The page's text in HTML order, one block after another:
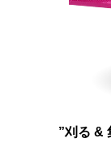
”刈る &